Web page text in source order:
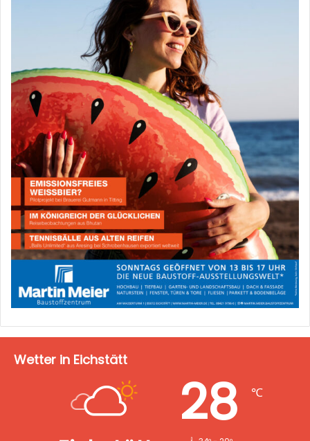
Wetter in Eichstätt
28 ℃